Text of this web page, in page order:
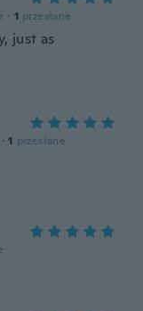
· 1 przesłane
just as
· 1 przesłane